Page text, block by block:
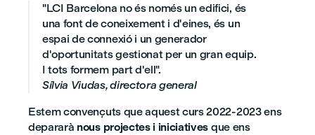
"LCI Barcelona no és només un edifici, és
una font de coneixement i d'eines, és un
espai de connexió i un generador
d'oportunitats gestionat per un gran equip.
I tots formem part d'ell".
Sílvia Viudas, directora general
Estem convençuts que aquest curs 2022-2023 ens
depararà nous projectes i iniciatives que ens